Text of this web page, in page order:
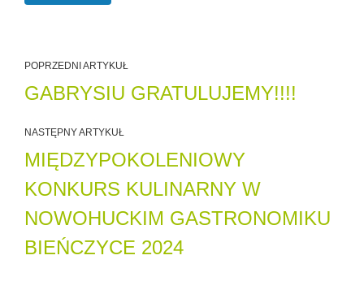
POPRZEDNI ARTYKUŁ
GABRYSIU GRATULUJEMY!!!!
NASTĘPNY ARTYKUŁ
MIĘDZYPOKOLENIOWY
KONKURS KULINARNY W
NOWOHUCKIM GASTRONOMIKU
BIEŃCZYCE 2024